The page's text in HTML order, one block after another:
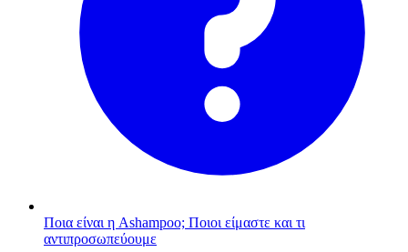
Ποια είναι η Ashampoo; Ποιοι είμαστε και τι
αντιπροσωπεύουμε